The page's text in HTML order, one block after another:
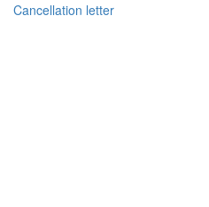
Cancellation letter